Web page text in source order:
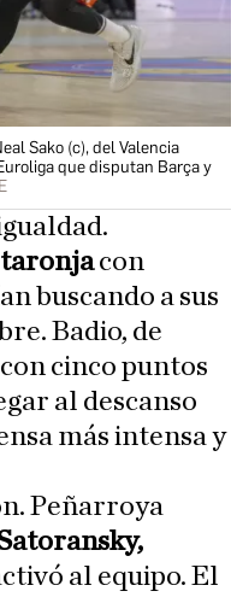
Sako (c), del Valencia
que disputan Barça y
taronjacon
buscando a sus
Badio, de
cinco puntos
al descanso
más intensa y
Peñarroya
al equipo. El